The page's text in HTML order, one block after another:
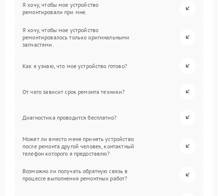
Я хочу, чтобы мое устройство
ремонтировали при мне.
Я хочу, чтобы мое устройство
ремонтировалось только оригинальными
запчастями.
Как я узнаю, что мое устройство готово?
От чего зависит срок ремонта техники?
Диагностика проводится бесплатно?
Может ли вместо меня принять устройство
после ремонта другой человек, контактный
телефон которого я предоставлю?
Возможно ли получать обратную связь в
процессе выполнения ремонтных работ?